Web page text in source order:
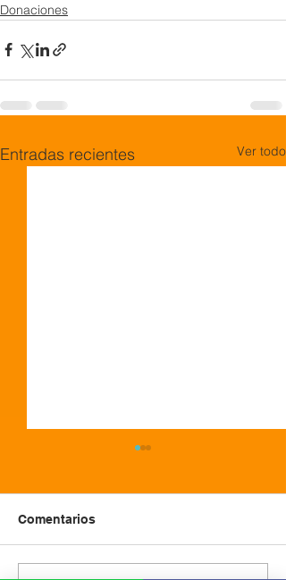
Donaciones
Entradas recientes Ver todo
Comentarios